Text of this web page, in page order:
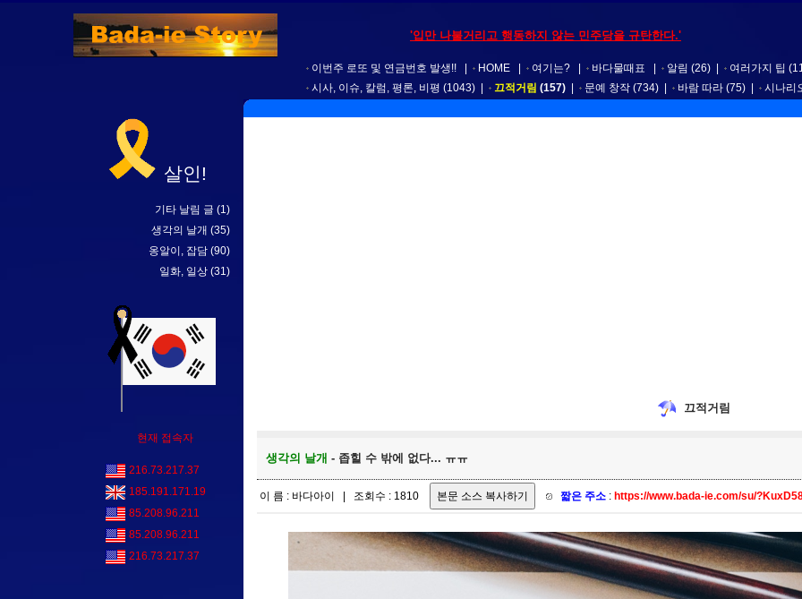
'입만 나불거리고 행동하지 않는 민주당을 규탄한다.'
이번주 로또 및 연금번호 발생!! HOME 여기는? 바다물때표 알림 (26) 여러가지 팁
시사, 이슈, 칼럼, 평론, 비평 (1043) 끄적거림 (157) 문예 창작 (734) 바람 따라 (75) 시나리
살인!
기타 날림 글 (1)
생각의 날개 (35)
옹알이, 잡담 (90)
일화, 일상 (31)
현재 접속자
216.73.217.37
185.191.171.19
85.208.96.211
85.208.96.211
216.73.217.37
끄적거림
생각의 날개 - 좁힐 수 밖에 없다... ㅠㅠ
이 름 : 바다아이 | 조회수 : 1810 짧은 주소 : https://www.bada-ie.com/su/